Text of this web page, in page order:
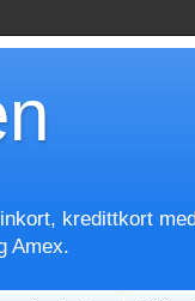
kredittkort
Amex.